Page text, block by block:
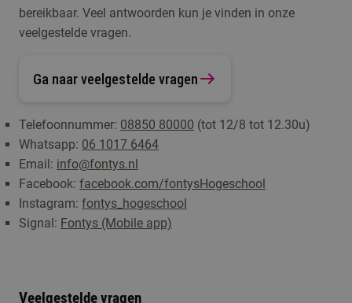
bereikbaar. Veel antwoorden kun je vinden in onze
veelgestelde vragen.
Ga naar veelgestelde vragen
Telefoonnummer: 08850 80000 (tot 12/8 tot 12.30u)
Whatsapp: 06 1017 6464
Email: info@fontys.nl
Facebook: facebook.com/fontysHogeschool
Instagram: fontys_hogeschool
Signal: Fontys (Mobile app)
Veelgestelde vragen